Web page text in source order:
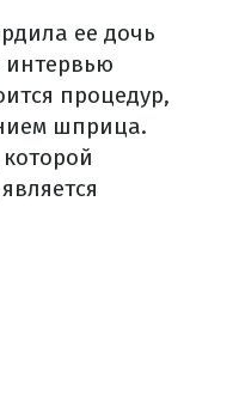
ее дочь
интервью
процедур,
шприца.